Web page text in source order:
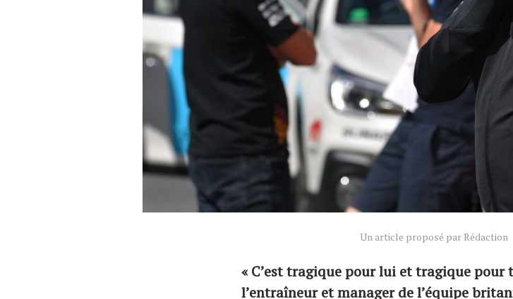
Un article proposé par Rédaction
« C’est tragique pour lui et tragique pour
l’entraîneur et manager de l’équipe